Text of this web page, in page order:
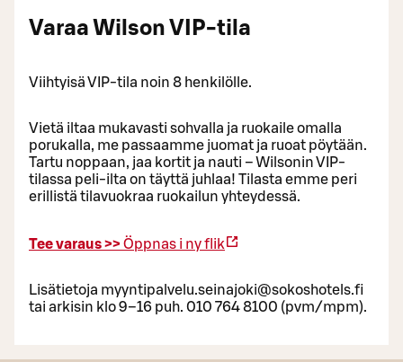
Varaa Wilson VIP-tila
Viihtyisä VIP-tila noin 8 henkilölle.
Vietä iltaa mukavasti sohvalla ja ruokaile omalla
porukalla, me passaamme juomat ja ruoat pöytään.
Tartu noppaan, jaa kortit ja nauti – Wilsonin VIP-
tilassa peli-ilta on täyttä juhlaa! Tilasta emme peri
erillistä tilavuokraa ruokailun yhteydessä.
Tee varaus >> Öppnas i ny flik
Lisätietoja myyntipalvelu.seinajoki@sokoshotels.fi
tai arkisin klo 9–16 puh. 010 764 8100 (pvm/mpm).